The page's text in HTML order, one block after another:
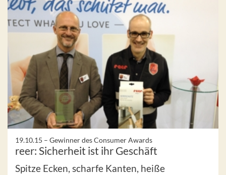
19.10.15 – Gewinner des Consumer Awards
reer: Sicherheit ist ihr Geschäft
Spitze Ecken, scharfe Kanten, heiße